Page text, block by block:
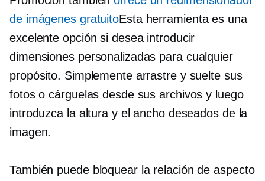
de imágenes gratuitoEsta herramienta es una
excelente opción si desea introducir
dimensiones personalizadas para cualquier
propósito. Simplemente arrastre y suelte sus
fotos o cárguelas desde sus archivos y luego
introduzca la altura y el ancho deseados de la
imagen.
También puede bloquear la relación de aspecto